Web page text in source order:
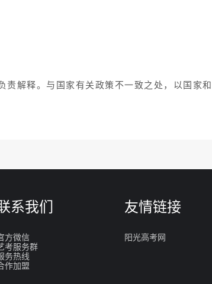
解释。与国家有关政策不一致之处，以国家
系我们
方微信
考服务群
务热线
作加盟
友情链接
阳光高考网